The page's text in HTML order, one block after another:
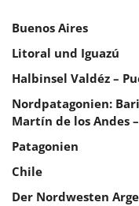
Buenos Aires
Litoral und Iguazú
Halbinsel Valdéz –
Nordpatagonien:
Martín de los Andes
Patagonien
Chile
Der Nordwesten